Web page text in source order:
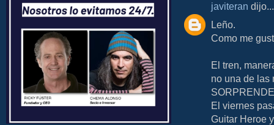
javiteran dijo...
Leño.
Como me
El tren,
no una de las
El viernes
Guitar Heroe